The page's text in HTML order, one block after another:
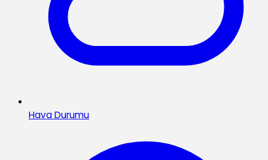
Hava Durumu